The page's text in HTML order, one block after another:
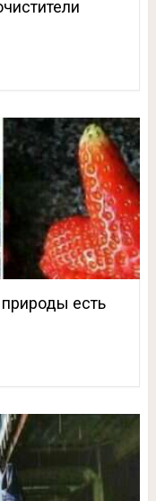
природы есть